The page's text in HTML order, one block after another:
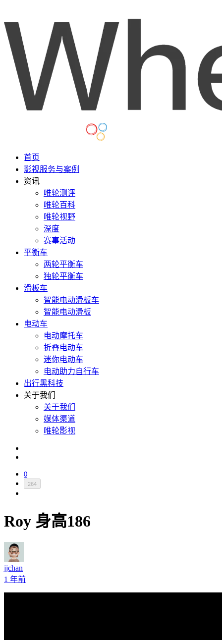
首页
影视服务与案例
资讯
唯轮测评
唯轮百科
唯轮视野
深度
赛事活动
平衡车
两轮平衡车
独轮平衡车
滑板车
智能电动滑板车
智能电动滑板
电动车
电动摩托车
折叠电动车
迷你电动车
电动助力自行车
出行黑科技
关于我们
关于我们
媒体渠道
唯轮影视
0
264
Roy 身高186
jjchan
1 年前